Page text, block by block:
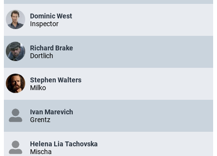
Dominic West
Inspector
Richard Brake
Dortlich
Stephen Walters
Milko
Ivan Marevich
Grentz
Helena Lia Tachovska
Mischa